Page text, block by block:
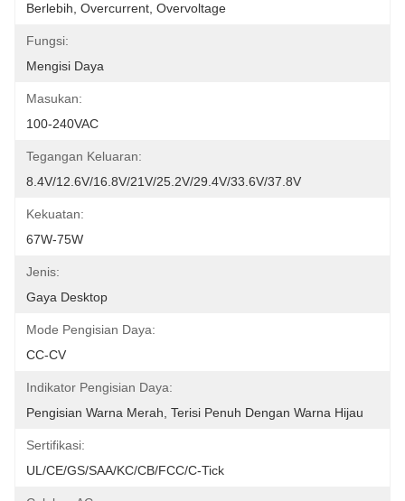
Berlebih, Overcurrent, Overvoltage
Fungsi:
Mengisi Daya
Masukan:
100-240VAC
Tegangan Keluaran:
8.4V/12.6V/16.8V/21V/25.2V/29.4V/33.6V/37.8V
Kekuatan:
67W-75W
Jenis:
Gaya Desktop
Mode Pengisian Daya:
CC-CV
Indikator Pengisian Daya:
Pengisian Warna Merah, Terisi Penuh Dengan Warna Hijau
Sertifikasi:
UL/CE/GS/SAA/KC/CB/FCC/C-Tick